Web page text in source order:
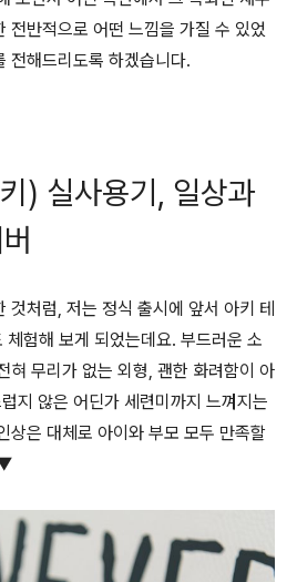
전반적으로 어떤 느낌을 가질 수 있었
전해드리도록 하겠습니다.
) 실사용기, 일상과
것처럼, 저는 정식 출시에 앞서 아키 테
험해 보게 되었는데요. 부드러운 소
혀 무리가 없는 외형, 괜한 화려함이 아
지 않은 어딘가 세련미까지 느껴지는
상은 대체로 아이와 부모 모두 만족할